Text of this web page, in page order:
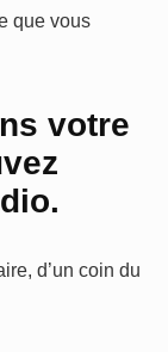
que vous
votre
d’un coin du